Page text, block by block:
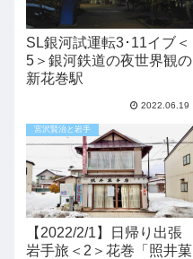
SL銀河試運転3･11イブ＜
5＞銀河鉄道の夜世界観の
新花巻駅
2022.06.19
宮沢賢治と岩手
【2022/2/1】日帰り出張
岩手旅＜2＞花巻「照井菓